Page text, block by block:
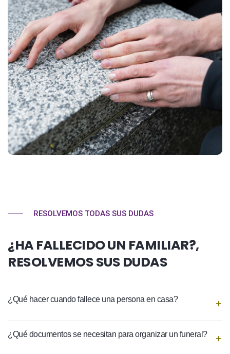
RESOLVEMOS TODAS SUS DUDAS
¿HA FALLECIDO UN FAMILIAR?,
RESOLVEMOS SUS DUDAS
¿Qué hacer cuando fallece una persona en casa?
¿Qué documentos se necesitan para organizar un funeral?